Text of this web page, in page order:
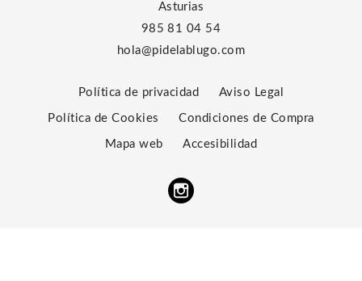
Asturias
985 81 04 54
hola@pidelablugo.com
Política de privacidad Aviso Legal
Política de Cookies Condiciones de Compra
Mapa web Accesibilidad